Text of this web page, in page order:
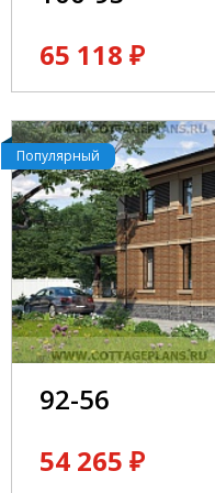
65 118 ₽
Популярный
92-56
54 265 ₽